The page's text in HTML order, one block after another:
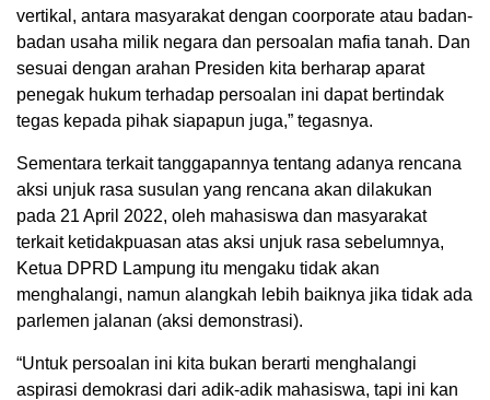
vertikal, antara masyarakat dengan coorporate atau badan-
badan usaha milik negara dan persoalan mafia tanah. Dan
sesuai dengan arahan Presiden kita berharap aparat
penegak hukum terhadap persoalan ini dapat bertindak
tegas kepada pihak siapapun juga,” tegasnya.
Sementara terkait tanggapannya tentang adanya rencana
aksi unjuk rasa susulan yang rencana akan dilakukan
pada 21 April 2022, oleh mahasiswa dan masyarakat
terkait ketidakpuasan atas aksi unjuk rasa sebelumnya,
Ketua DPRD Lampung itu mengaku tidak akan
menghalangi, namun alangkah lebih baiknya jika tidak ada
parlemen jalanan (aksi demonstrasi).
“Untuk persoalan ini kita bukan berarti menghalangi
aspirasi demokrasi dari adik-adik mahasiswa, tapi ini kan